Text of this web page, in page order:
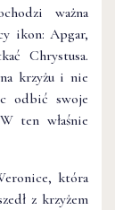
ważna
ikon: Apgar,
Chrystusa.
krzyżu i nie
odbić swoje
ten właśnie
która
z krzyżem